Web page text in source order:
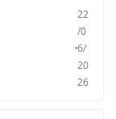
22
/0
6/
20
26